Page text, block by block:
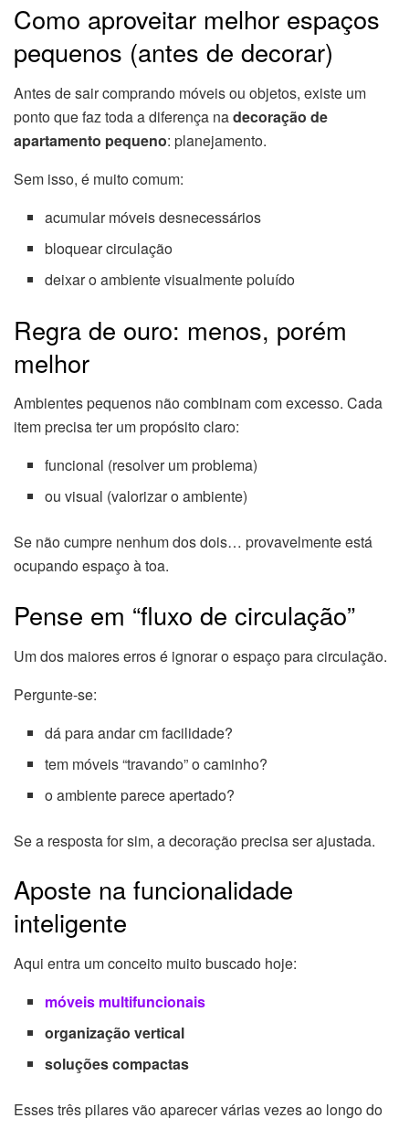
Como aproveitar melhor espaços
pequenos (antes de decorar)
Antes de sair comprando móveis ou objetos, existe um
ponto que faz toda a diferença nadecoração de
apartamento pequeno: planejamento.
Sem isso, é muito comum:
acumular móveis desnecessários
bloquear circulação
deixar o ambiente visualmente poluído
Regra de ouro: menos, porém
melhor
Ambientes pequenos não combinam com excesso. Cada
item precisa ter um propósito claro:
funcional (resolver um problema)
ou visual (valorizar o ambiente)
Se não cumpre nenhum dos dois… provavelmente está
ocupando espaço à toa.
Pense em “fluxo de circulação”
Um dos maiores erros é ignorar o espaço para circulação.
Pergunte-se:
dá para andar cm facilidade?
tem móveis “travando” o caminho?
o ambiente parece apertado?
Se a resposta for sim, a decoração precisa ser ajustada.
Aposte na funcionalidade
inteligente
Aqui entra um conceito muito buscado hoje:
móveis multifuncionais
organização vertical
soluções compactas
Esses três pilares vão aparecer várias vezes ao longo do